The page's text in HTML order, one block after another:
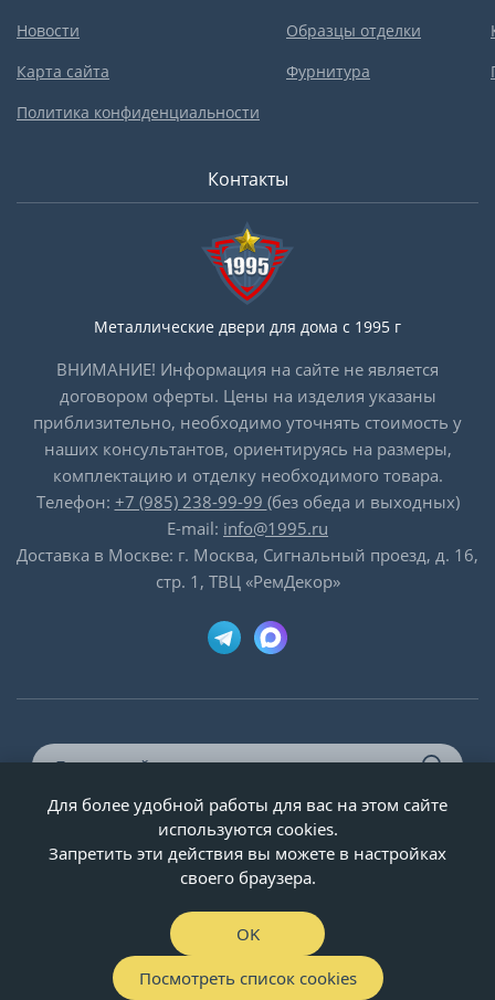
Новости
Карта сайта
Политика конфиденциальности
Образцы отделки
Фурнитура
Контакты
Металлические двери для дома с 1995 г
ВНИМАНИЕ! Информация на сайте не является
договором оферты. Цены на изделия указаны
приблизительно, необходимо уточнять стоимость у
наших консультантов, ориентируясь на размеры,
комплектацию и отделку необходимого товара.
Телефон: +7 (985) 238-99-99 (без обеда и выходных)
E-mail: info@1995.ru
Доставка в Москве: г. Москва, Сигнальный проезд, д. 16,
стр. 1, ТВЦ «РемДекор»
© ООО «Двери-и-точка», ИНН 5020092947, 1995-2026 г.
Для более удобной работы для вас на этом сайте
используются cookies.
Запретить эти действия вы можете в настройках
своего браузера.
OK
Посмотреть список cookies